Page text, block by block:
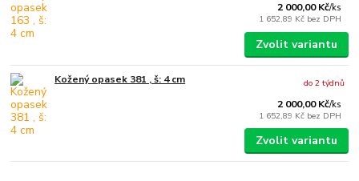
2 000,00 Kč/ks
1 652,89 Kč bez DPH
Zvolit variantu
Kožený opasek 381 , š: 4 cm
2 000,00 Kč/ks
1 652,89 Kč bez DPH
do 2 týdnů
Zvolit variantu